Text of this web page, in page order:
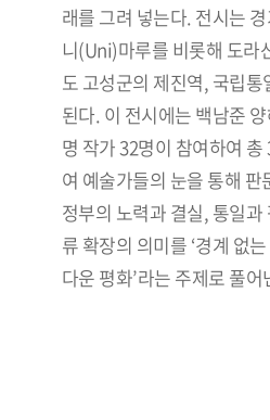
래를 그려 넣는다. 전시는
니(Uni)마루를 비롯해 도라
도 고성군의 제진역, 국립
된다. 이 전시에는 백남준
명 작가 32명이 참여하여
여 예술가들의 눈을 통해
정부의 노력과 결실, 통일
류 확장의 의미를 ‘경계 없
다운 평화’라는 주제로 풀